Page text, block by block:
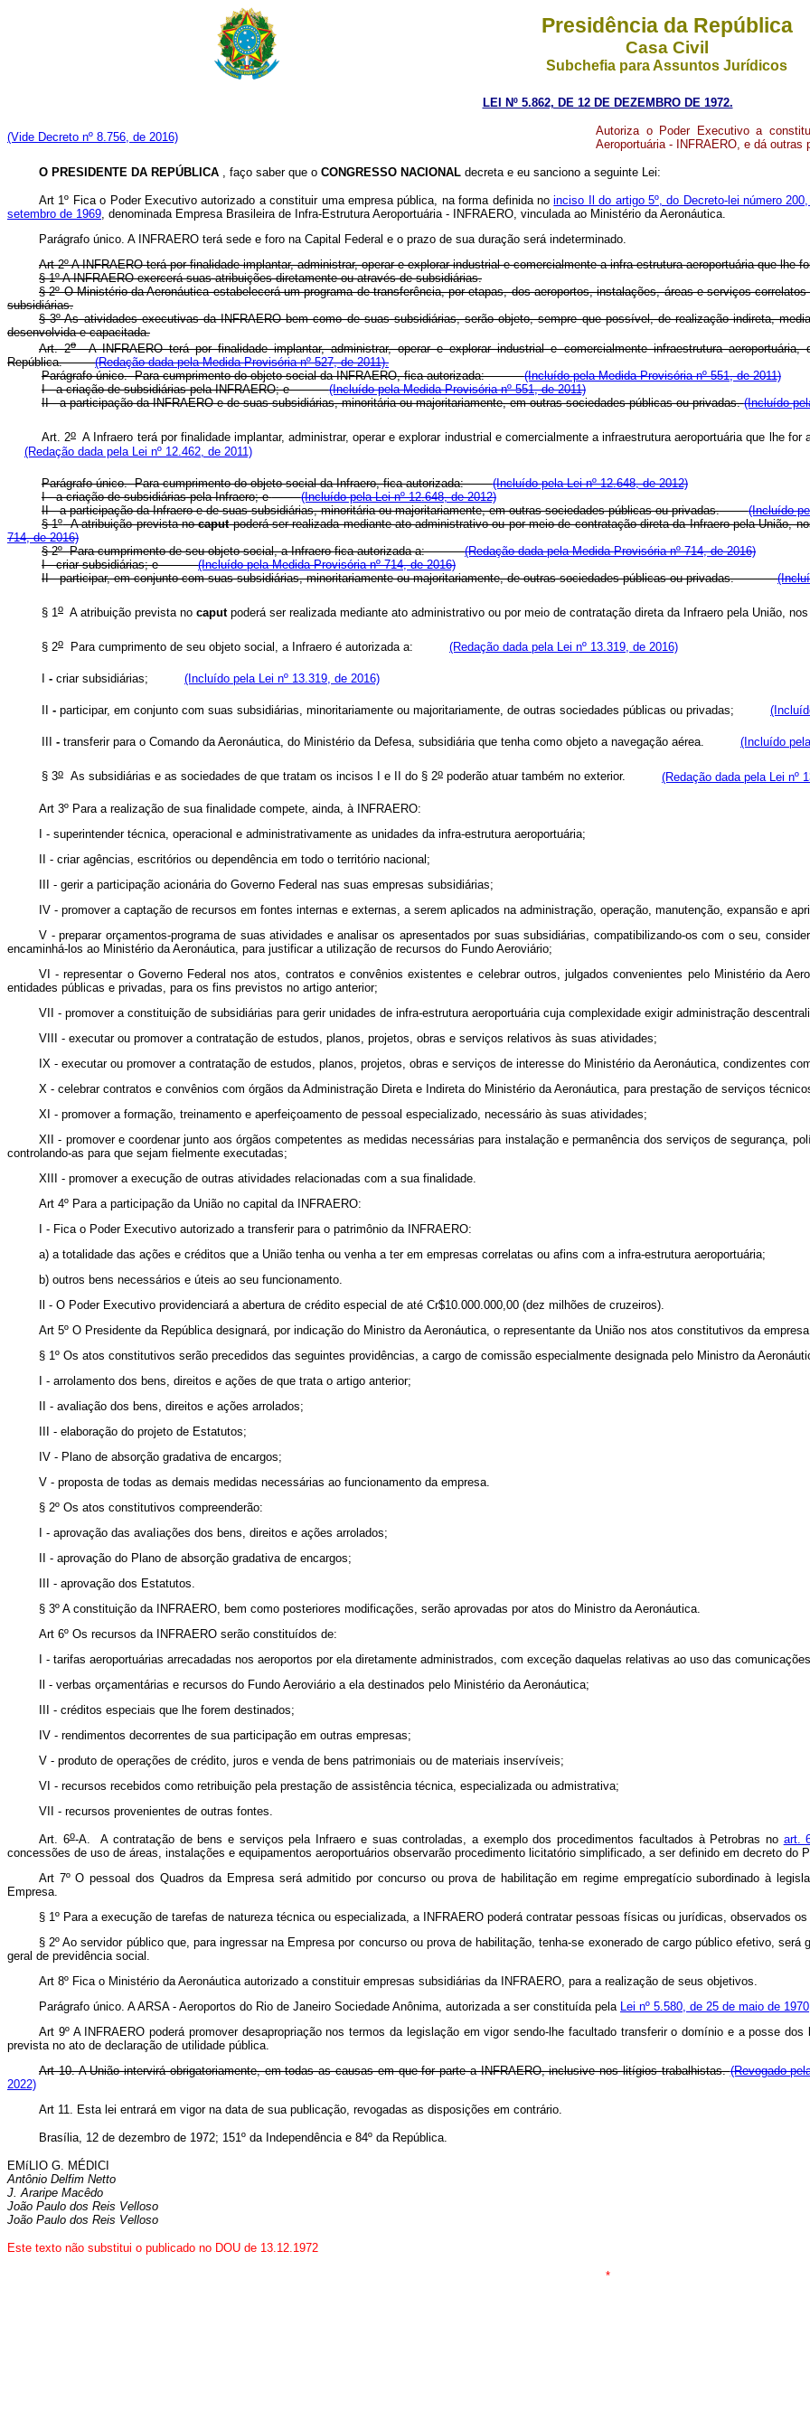
Presidência da República
Casa Civil
Subchefia para Assuntos Jurídicos
LEI Nº 5.862, DE 12 DE DEZEMBRO DE 1972.
(Vide Decreto nº 8.756, de 2016)
Autoriza o Poder Executivo a
Aeroportuária - INFRAERO, e dá outras
O PRESIDENTE DA REPÚBLICA , faço saber que o CONGRESSO NACIONAL decreta e eu sanciono a seguinte Lei:
Art 1º Fica o Poder Executivo autorizado a constituir uma empresa pública, na forma definida noinciso Il do artigo 5º, do Decreto-lei número
setembro de 1969, denominada Empresa Brasileira de Infra-Estrutura Aeroportuária - INFRAERO, vinculada ao Ministério da Aeronáutica.
Parágrafo único. A INFRAERO terá sede e foro na Capital Federal e o prazo de sua duração será indeterminado.
Art 2º A INFRAERO terá por finalidade implantar, administrar, operar e explorar industrial e comercialmente a infra-estrutura aeroportuária que lhe
§ 1º A INFRAERO exercerá suas atribuições diretamente ou através de subsidiárias.
§ 2º O Ministério da Aeronáutica estabelecerá um programa de transferência, por etapas, dos aeroportos, instalações, áreas e serviços
subsidiárias.
§ 3º As atividades executivas da INFRAERO bem como de suas subsidiárias, serão objeto, sempre que possível, de realização indireta,
desenvolvida e capacitada.
Art. 2oA INFRAERO terá por finalidade implantar, administrar, operar e explorar industrial e comercialmente infraestrutura
República.(Redação dada pela Medida Provisória nº 527, de 2011).
Parágrafo único. Para cumprimento do objeto social da INFRAERO, fica autorizada:(Incluído pela Medida Provisória nº 551, de 2011)
I - a criação de subsidiárias pela INFRAERO; e(Incluído pela Medida Provisória nº 551, de 2011)
II - a participação da INFRAERO e de suas subsidiárias, minoritária ou majoritariamente, em outras sociedades públicas ou privadas.(Incluído
Art. 2oA Infraero terá por finalidade implantar, administrar, operar e explorar industrial e comercialmente a infraestrutura aeroportuária que
(Redação dada pela Lei nº 12.462, de 2011)
Parágrafo único. Para cumprimento do objeto social da Infraero, fica autorizada:(Incluído pela Lei nº 12.648, de 2012)
I - a criação de subsidiárias pela Infraero; e
(Incluído pela Lei nº 12.648, de 2012)
II - a participação da Infraero e de suas subsidiárias, minoritária ou majoritariamente, em outras sociedades públicas ou privadas.
(Incluído
§ 1ºA atribuição prevista nocaputpoderá ser realizada mediante ato administrativo ou por meio de contratação direta da Infraero pela União,
714, de 2016)
§ 2ºPara cumprimento de seu objeto social, a Infraero fica autorizada a:(Redação dada pela Medida Provisória nº 714, de 2016)
I - criar subsidiárias; e(Incluído pela Medida Provisória nº 714, de 2016)
II - participar, em conjunto com suas subsidiárias, minoritariamente ou majoritariamente, de outras sociedades públicas ou privadas.
§ 1 o A atribuição prevista no caputpoderá ser realizada mediante ato administrativo ou por meio de contratação direta da Infraero pela
§ 2o Para cumprimento de seu objeto social, a Infraero é autorizada a: (Redação dada pela Lei nº 13.319, de 2016)
- criar subsidiárias; (Incluído pela Lei nº 13.319, de 2016)
- participar, em conjunto com suas subsidiárias, minoritariamente ou majoritariamente, de outras sociedades públicas ou privadas;
- transferir para o Comando da Aeronáutica, do Ministério da Defesa, subsidiária que tenha como objeto a navegação aérea. (Incluído
§ 3o As subsidiárias e as sociedades de que tratam os incisos I e II do § 2o poderão atuar também no exterior. (Redação dada pela Lei nº
Art 3º Para a realização de sua finalidade compete, ainda, à INFRAERO:
I - superintender técnica, operacional e administrativamente as unidades da infra-estrutura aeroportuária;
II - criar agências, escritórios ou dependência em todo o território nacional;
III - gerir a participação acionária do Governo Federal nas suas empresas subsidiárias;
IV - promover a captação de recursos em fontes internas e externas, a serem aplicados na administração, operação, manutenção, expansão e
V - preparar orçamentos-programa de suas atividades e analisar os apresentados por suas subsidiárias, compatibilizando-os com o seu,
encaminhá-los ao Ministério da Aeronáutica, para justificar a utilização de recursos do Fundo Aeroviário;
VI - representar o Governo Federal nos atos, contratos e convênios existentes e celebrar outros, julgados convenientes pelo Ministério da
entidades públicas e privadas, para os fins previstos no artigo anterior;
VII - promover a constituição de subsidiárias para gerir unidades de infra-estrutura aeroportuária cuja complexidade exigir administração
VIII - executar ou promover a contratação de estudos, planos, projetos, obras e serviços relativos às suas atividades;
IX - executar ou promover a contratação de estudos, planos, projetos, obras e serviços de interesse do Ministério da Aeronáutica, condizentes
X - celebrar contratos e convênios com órgãos da Administração Direta e Indireta do Ministério da Aeronáutica, para prestação de serviços
XI - promover a formação, treinamento e aperfeiçoamento de pessoal especializado, necessário às suas atividades;
XII - promover e coordenar junto aos órgãos competentes as medidas necessárias para instalação e permanência dos serviços de segurança,
controlando-as para que sejam fielmente executadas;
XIII - promover a execução de outras atividades relacionadas com a sua finalidade.
Art 4º Para a participação da União no capital da INFRAERO:
I - Fica o Poder Executivo autorizado a transferir para o patrimônio da INFRAERO:
a) a totalidade das ações e créditos que a União tenha ou venha a ter em empresas correlatas ou afins com a infra-estrutura aeroportuária;
b) outros bens necessários e úteis ao seu funcionamento.
Il - O Poder Executivo providenciará a abertura de crédito especial de até Cr$10.000.000,00 (dez milhões de cruzeiros).
Art 5º O Presidente da República designará, por indicação do Ministro da Aeronáutica, o representante da União nos atos constitutivos da empresa.
§ 1º Os atos constitutivos serão precedidos das seguintes providências, a cargo de comissão especialmente designada pelo Ministro da
I - arrolamento dos bens, direitos e ações de que trata o artigo anterior;
II - avaliação dos bens, direitos e ações arrolados;
III - elaboração do projeto de Estatutos;
IV - Plano de absorção gradativa de encargos;
V - proposta de todas as demais medidas necessárias ao funcionamento da empresa.
§ 2º Os atos constitutivos compreenderão:
I - aprovação das avaIiações dos bens, direitos e ações arrolados;
II - aprovação do Plano de absorção gradativa de encargos;
III - aprovação dos Estatutos.
§ 3º A constituição da INFRAERO, bem como posteriores modificações, serão aprovadas por atos do Ministro da Aeronáutica.
Art 6º Os recursos da INFRAERO serão constituídos de:
I - tarifas aeroportuárias arrecadadas nos aeroportos por ela diretamente administrados, com exceção daquelas relativas ao uso das
Il - verbas orçamentárias e recursos do Fundo Aeroviário a ela destinados pelo Ministério da Aeronáutica;
III - créditos especiais que lhe forem destinados;
IV - rendimentos decorrentes de sua participação em outras empresas;
V - produto de operações de crédito, juros e venda de bens patrimoniais ou de materiais inservíveis;
VI - recursos recebidos como retribuição pela prestação de assistência técnica, especializada ou admistrativa;
VII - recursos provenientes de outras fontes.
Art. 6o-A. A contratação de bens e serviços pela Infraero e suas controladas, a exemplo dos procedimentos facultados à Petrobras no art.
concessões de uso de áreas, instalações e equipamentos aeroportuários observarão procedimento licitatório simplificado, a ser definido em
Art 7º O pessoal dos Quadros da Empresa será admitido por concurso ou prova de habilitação em regime empregatício subordinado à
Empresa.
§ 1º Para a execução de tarefas de natureza técnica ou especializada, a INFRAERO poderá contratar pessoas físicas ou jurídicas, observados
§ 2º Ao servidor público que, para ingressar na Empresa por concurso ou prova de habilitação, tenha-se exonerado de cargo público efetivo,
geral de previdência social.
Art 8º Fica o Ministério da Aeronáutica autorizado a constituir empresas subsidiárias da INFRAERO, para a realização de seus objetivos.
Parágrafo único. A ARSA - Aeroportos do Rio de Janeiro Sociedade Anônima, autorizada a ser constituída pela
Lei nº 5.580, de 25 de maio de 1970
Art 9º A INFRAERO poderá promover desapropriação nos termos da legislação em vigor sendo-lhe facultado transferir o domínio e a posse
prevista no ato de declaração de utilidade pública.
Art 10. A União intervirá obrigatoriamente, em todas as causas em que for parte a INFRAERO, inclusive nos litígios trabalhistas.(Revogado
2022)
Art 11. Esta lei entrará em vigor na data de sua publicação, revogadas as disposições em contrário.
Brasília, 12 de dezembro de 1972; 151º da Independência e 84º da República.
EMíLIO G. MÉDICI
Antônio Delfim Netto
J. Araripe Macêdo
João Paulo dos Reis Velloso
João Paulo dos Reis Velloso
Este texto não substitui o publicado no DOU de 13.12.1972
*